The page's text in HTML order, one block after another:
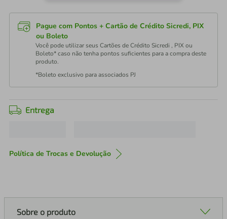
Pague com Pontos + Cartão de Crédito Sicredi, PIX
ou Boleto
Você pode utilizar seus Cartões de Crédito Sicredi , PIX ou
Boleto* caso não tenha pontos suficientes para a compra deste
produto.
*Boleto exclusivo para associados PJ
Entrega
Política de Trocas e Devolução
Sobre o produto